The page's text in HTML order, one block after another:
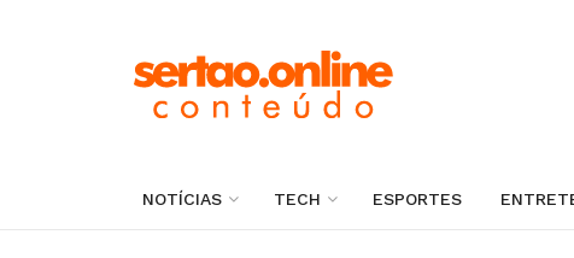
NOTÍCIAS TECH ESPORTES